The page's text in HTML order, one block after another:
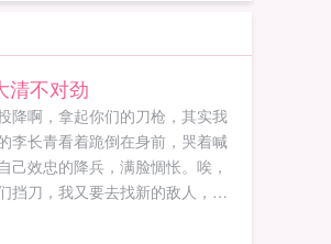
清不对劲
降啊，拿起你们的刀枪，其实我
李长青看着跪倒在身前，哭着喊
己效忠的降兵，满脸惆怅。唉，
挡刀，我又要去找新的敌人，好